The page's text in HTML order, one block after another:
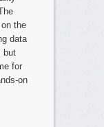
the
data
but
for
on